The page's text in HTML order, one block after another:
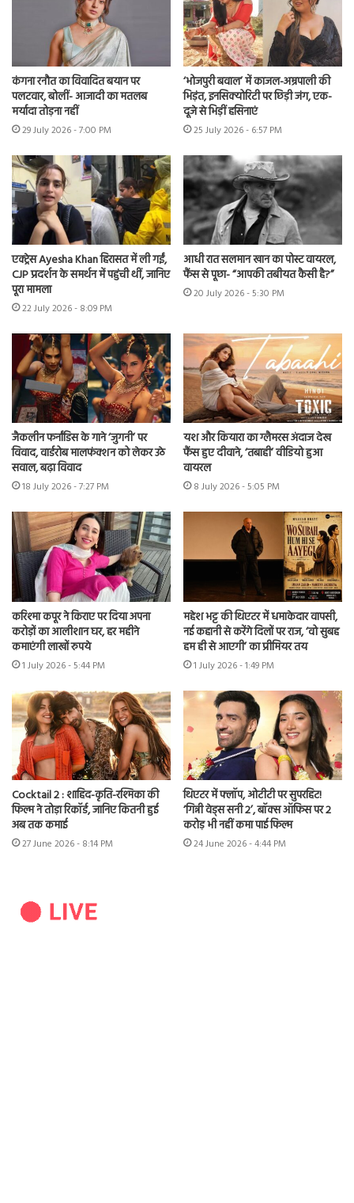
कंगना रनौत का विवादित बयान पर
पलटवार, बोलीं- आजादी का मतलब
मर्यादा तोड़ना नहीं
29 July 2026 - 7:00 PM
‘भोजपुरी बवाल’ में काजल-अम्रपाली की
भिड़ंत, इनसिक्योरिटी पर छिड़ी जंग, एक-
दूजे से भिड़ीं हसिनाएं
25 July 2026 - 6:57 PM
एक्ट्रेस Ayesha Khan हिरासत में ली गईं,
CJP प्रदर्शन के समर्थन में पहुंची थीं, जानिए
पूरा मामला
22 July 2026 - 8:09 PM
आधी रात सलमान खान का पोस्ट वायरल,
फैंस से पूछा- “आपकी तबीयत कैसी है?”
20 July 2026 - 5:30 PM
जैकलीन फर्नांडिस के गाने ‘जुगनी’ पर
विवाद, वार्डरोब मालफंक्शन को लेकर उठे
सवाल, बढ़ा विवाद
18 July 2026 - 7:27 PM
यश और कियारा का ग्लैमरस अंदाज देख
फैंस हुए दीवाने, ‘तबाही’ वीडियो हुआ
वायरल
8 July 2026 - 5:05 PM
करिश्मा कपूर ने किराए पर दिया अपना
करोड़ों का आलीशान घर, हर महीने
कमाएंगी लाखों रुपये
1 July 2026 - 5:44 PM
महेश भट्ट की थिएटर में धमाकेदार वापसी,
नई कहानी से करेंगे दिलों पर राज, ‘वो सुबह
हम ही से आएगी’ का प्रीमियर तय
1 July 2026 - 1:49 PM
Cocktail 2 : शाहिद-कृति-रश्मिका की
फिल्म ने तोड़ा रिकॉर्ड, जानिए कितनी हुई
अब तक कमाई
27 June 2026 - 8:14 PM
थिएटर में फ्लॉप, ओटीटी पर सुपरहिट!
‘गिन्नी वेड्स सनी 2’, बॉक्स ऑफिस पर 2
करोड़ भी नहीं कमा पाई फिल्म
24 June 2026 - 4:44 PM